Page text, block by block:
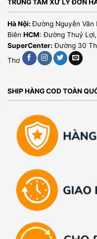
TRUNG TÂM XỬ LÝ ĐƠN
Hà Nội:Đường Nguyễn Văn
Biên HCM: Đường Thuỷ
SuperCenter: Đường 30
Thơ
SHIP HÀNG COD TOÀN